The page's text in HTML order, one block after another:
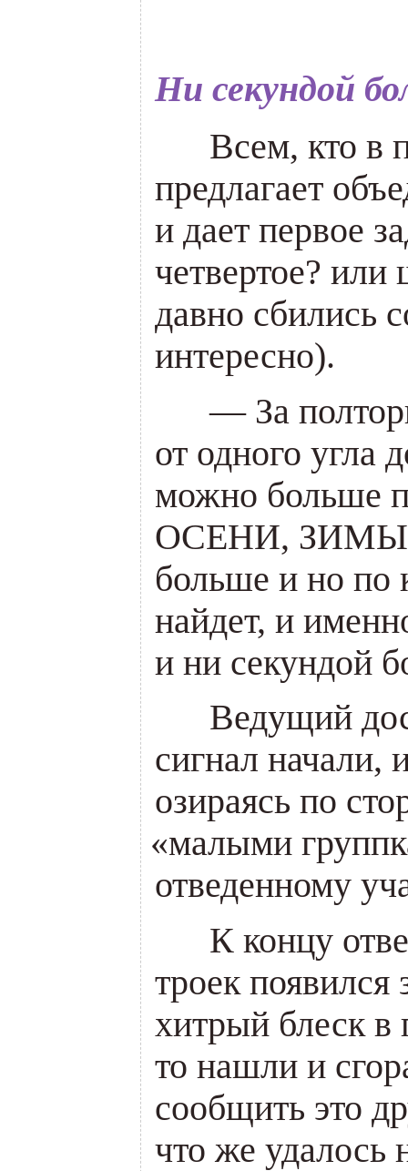
Ни секундой
Всем, кто в
предлагает
и дает первое
четвертое?
давно сбились
интересно).
___— За
от одного угла
можно больше
ОСЕНИ, ЗИМЫ
больше и но по
найдет, и
и ни секундой
Ведущий
сигнал начали,
озираясь по
«малыми
отведенному
К концу
троек появился
хитрый блеск в
то нашли и
сообщить это
что же удалось